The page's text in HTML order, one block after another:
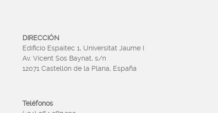
DIRECCIÓN
Edificio Espaitec 1, Universitat Jaume I
Av. Vicent Sos Baynat, s/n
12071 Castellón de la Plana, España
Teléfonos